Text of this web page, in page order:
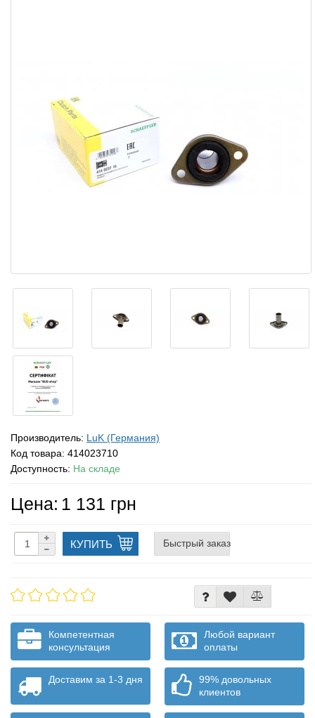
Производитель: LuK (Германия)
Код товара: 414023710
Доступность: На складе
Цена: 1 131 грн
КУПИТЬ Быстрый заказ
Компетентная
консультация
Любой вариант
оплаты
Доставим за 1-3 дня
99% довольных
клиентов